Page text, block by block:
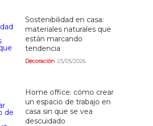
Sostenibilidad en casa:
materiales naturales que
están marcando
tendencia
Decoración 25/05/2026
Home office: cómo crear
un espacio de trabajo en
casa sin que se vea
descuidado